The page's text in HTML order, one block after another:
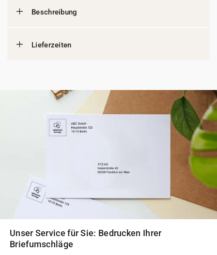
Beschreibung
Lieferzeiten
Unser Service für Sie: Bedrucken Ihrer
Briefumschläge